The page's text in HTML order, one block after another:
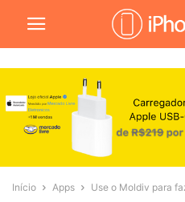
Início Apps Use o Moldiv para